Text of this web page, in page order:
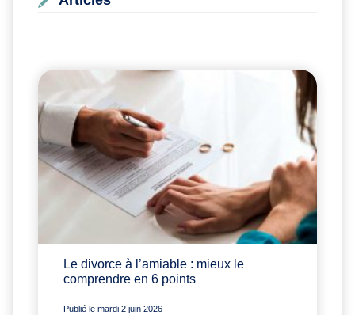
Le divorce à l’amiable : mieux le
comprendre en 6 points
Publié le mardi 2 juin 2026